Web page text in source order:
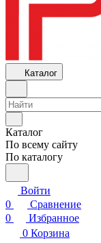
Каталог
Каталог
По всему сайту
По каталогу
Войти
0
Сравнение
0
Избранное
0 Корзина